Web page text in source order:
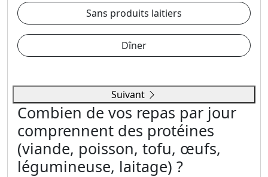
Sans produits laitiers
Dîner
Suivant
Combien de vos repas par jour
comprennent des protéines
(viande, poisson, tofu, œufs,
légumineuse, laitage) ?